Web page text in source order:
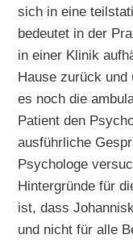
sich in eine
bedeutet in der
in einer Klinik
Hause zurück und
es noch die
Patient den
ausführliche
Psychologe
Hintergründe für
ist, dass
und nicht für alle